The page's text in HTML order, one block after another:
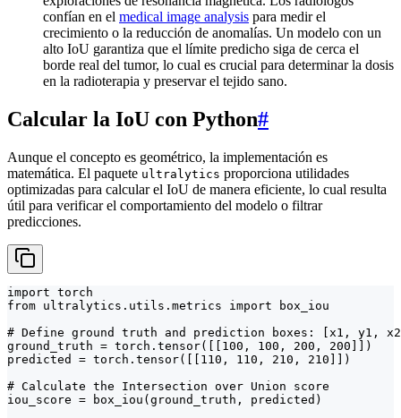
confían en el medical image analysis para medir el
crecimiento o la reducción de anomalías. Un modelo con un
alto IoU garantiza que el límite predicho siga de cerca el
borde real del tumor, lo cual es crucial para determinar la dosis
en la radioterapia y preservar el tejido sano.
Calcular la IoU con Python#
Aunque el concepto es geométrico, la implementación es
matemática. El paquete ultralytics proporciona utilidades
optimizadas para calcular el IoU de manera eficiente, lo cual resulta
útil para verificar el comportamiento del modelo o filtrar
predicciones.
import torch
from ultralytics.utils.metrics import box_iou
# Define ground truth and prediction boxes: [x1, y1,
ground_truth = torch.tensor([[100, 100, 200, 200]])
predicted = torch.tensor([[110, 110, 210, 210]])
# Calculate the Intersection over Union score
iou_score = box_iou(ground_truth, predicted)